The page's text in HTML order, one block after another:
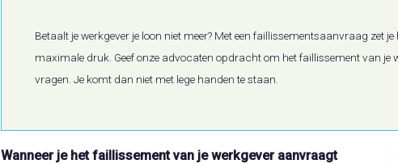
Betaalt je werkgever je loon niet meer? Met een faillissementsaanvraag zet
maximale druk. Geef onze advocaten opdracht om het faillissement van je
vragen. Je komt dan niet met lege handen te staan.
Wanneer je het faillissement van je werkgever aanvraagt